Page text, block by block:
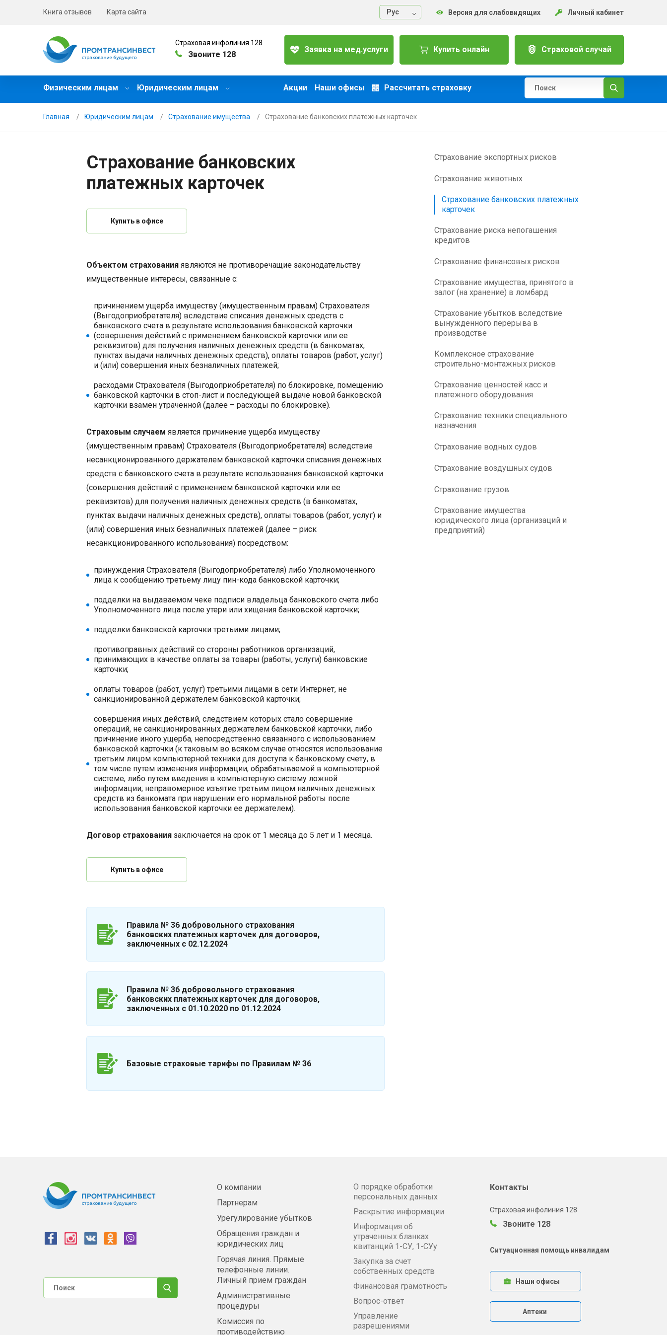
Книга отзывов Карта сайта Руc Версия для слабовидящих Личный кабинет
Страховая инфолиния 128
Звоните 128
Заявка на мед.услуги Купить онлайн Страховой случай
Физическим лицам Юридическим лицам Акции Наши офисы Рассчитать страховку
Главная Юридическим лицам Страхование имущества Страхование банковских платежных карточек
Страхование банковских
платежных карточек
Купить в офисе
Объектом страхования являются не противоречащие законодательству
имущественные интересы, связанные с:
причинением ущерба имуществу (имущественным правам) Страхователя
(Выгодоприобретателя) вследствие списания денежных средств с
банковского счета в результате использования банковской карточки
(совершения действий с применением банковской карточки или ее
реквизитов) для получения наличных денежных средств (в банкоматах,
пунктах выдачи наличных денежных средств), оплаты товаров (работ, услуг)
и (или) совершения иных безналичных платежей;
расходами Страхователя (Выгодоприобретателя) по блокировке, помещению
банковской карточки в стоп-лист и последующей выдаче новой банковской
карточки взамен утраченной (далее – расходы по блокировке).
Страховым случаем является причинение ущерба имуществу
(имущественным правам) Страхователя (Выгодоприобретателя) вследствие
несанкционированного держателем банковской карточки списания денежных
средств с банковского счета в результате использования банковской карточки
(совершения действий с применением банковской карточки или ее
реквизитов) для получения наличных денежных средств (в банкоматах,
пунктах выдачи наличных денежных средств), оплаты товаров (работ, услуг) и
(или) совершения иных безналичных платежей (далее – риск
несанкционированного использования) посредством:
принуждения Страхователя (Выгодоприобретателя) либо Уполномоченного
лица к сообщению третьему лицу пин-кода банковской карточки;
подделки на выдаваемом чеке подписи владельца банковского счета либо
Уполномоченного лица после утери или хищения банковской карточки;
подделки банковской карточки третьими лицами;
противоправных действий со стороны работников организаций,
принимающих в качестве оплаты за товары (работы, услуги) банковские
карточки;
оплаты товаров (работ, услуг) третьими лицами в сети Интернет, не
санкционированной держателем банковской карточки;
совершения иных действий, следствием которых стало совершение
операций, не санкционированных держателем банковской карточки, либо
причинение иного ущерба, непосредственно связанного с использованием
банковской карточки (к таковым во всяком случае относятся использование
третьим лицом компьютерной техники для доступа к банковскому счету, в
том числе путем изменения информации, обрабатываемой в компьютерной
системе, либо путем введения в компьютерную систему ложной
информации; неправомерное изъятие третьим лицом наличных денежных
средств из банкомата при нарушении его нормальной работы после
использования банковской карточки ее держателем).
Договор страхования заключается на срок от 1 месяца до 5 лет и 1 месяца.
Купить в офисе
Правила № 36 добровольного страхования
банковских платежных карточек для договоров,
заключенных с 02.12.2024
Правила № 36 добровольного страхования
банковских платежных карточек для договоров,
заключенных с 01.10.2020 по 01.12.2024
Базовые страховые тарифы по Правилам № 36
Страхование экспортных рисков
Страхование животных
Страхование банковских платежных
карточек
Страхование риска непогашения
кредитов
Страхование финансовых рисков
Страхование имущества, принятого в
залог (на хранение) в ломбард
Страхование убытков вследствие
вынужденного перерыва в
производстве
Комплексное страхование
строительно-монтажных рисков
Страхование ценностей касс и
платежного оборудования
Страхование техники специального
назначения
Страхование водных судов
Страхование воздушных судов
Страхование грузов
Страхование имущества
юридического лица (организаций и
предприятий)
О компании
Партнерам
Урегулирование убытков
Обращения граждан и
юридических лиц
Горячая линия. Прямые
телефонные линии.
Личный прием граждан
Административные
процедуры
Комиссия по
противодействию
О порядке обработки
персональных данных
Раскрытие информации
Информация об
утраченных бланках
квитанций 1-СУ, 1-СУу
Закупка за счет
собственных средств
Финансовая грамотность
Вопрос-ответ
Управление
разрешениями
Контакты
Страховая инфолиния 128
Звоните 128
Ситуационная помощь инвалидам
Наши офисы
Аптеки